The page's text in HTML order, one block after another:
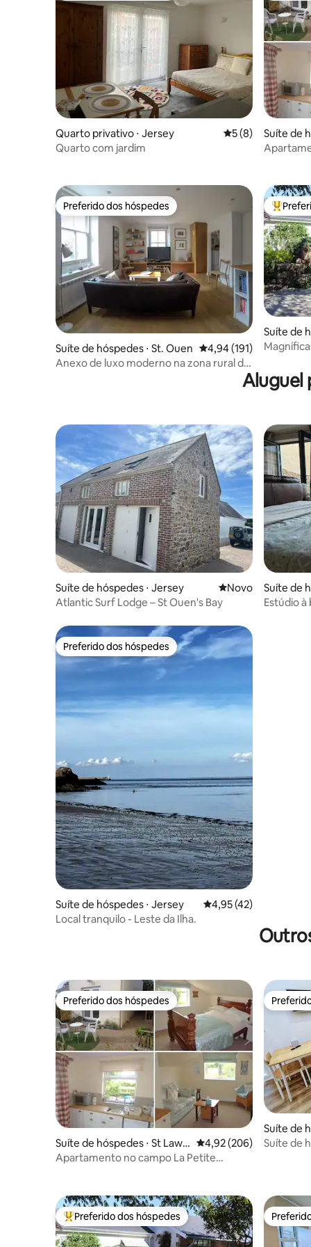
Quarto privativo ⋅ Jersey 5 de uma
5 (8)
Quarto com jardim
Suíte de
ence
Preferido dos hóspedes
Preferido dos hóspedes
Suíte de hóspedes ⋅ St. Ouen 4,94 de uma avaliação
4,94 (191)
Anexo de luxo moderno na zona rural de
Entre os
Suíte de
ence
Aluguel
Suíte de hóspedes ⋅ Jersey Novo lugar para
Novo
Atlantic Surf Lodge – St Ouen's Bay
Suíte de
Estúdio
Preferido dos hóspedes
Preferido dos hóspedes
Suíte de hóspedes ⋅ Jersey 4,95 de uma avaliação
4,95 (42)
Local tranquilo - Leste da Ilha.
Preferido dos hóspedes
Preferido dos hóspedes
Suíte de hóspedes ⋅ St Lawr
ence
4,92 de uma avaliação
4,92 (206)
Apartamento no campo La Petite
Suíte de
Suíte de
Entre os melhores preferidos dos hóspedes
Preferido dos hóspedes